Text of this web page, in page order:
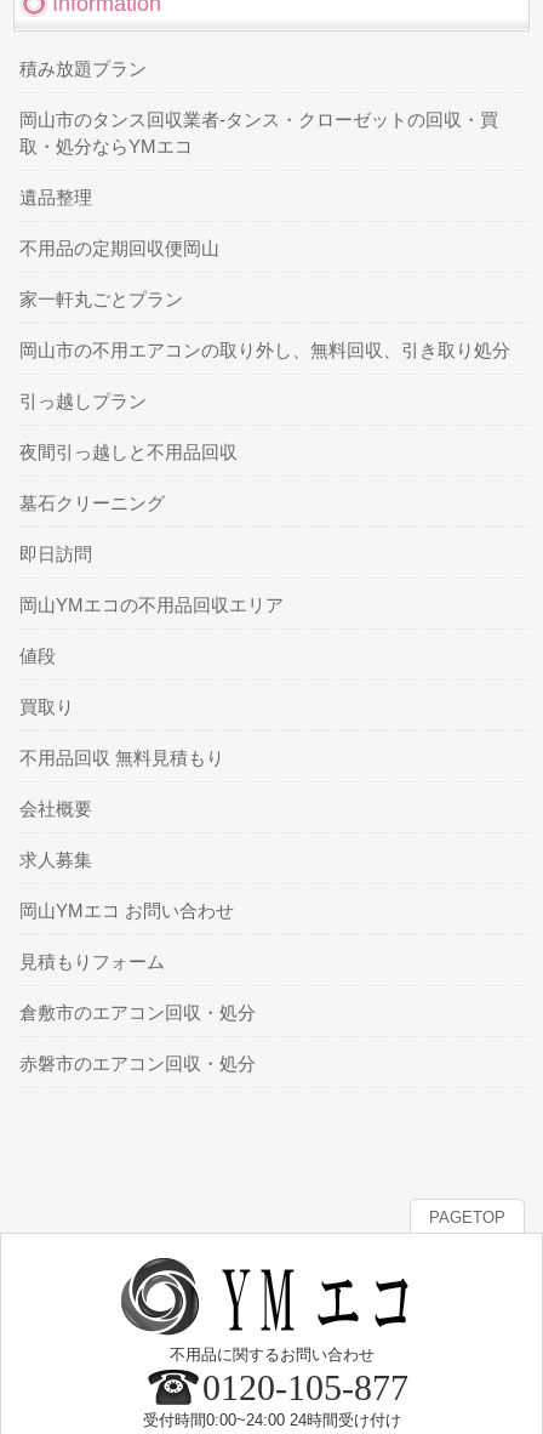
積み放題プラン
岡山市のタンス回収業者-タンス・クローゼットの回収・買
取・処分ならYMエコ
遺品整理
不用品の定期回収便岡山
家一軒丸ごとプラン
岡山市の不用エアコンの取り外し、無料回収、引き取り処分
引っ越しプラン
夜間引っ越しと不用品回収
墓石クリーニング
即日訪問
岡山YMエコの不用品回収エリア
値段
買取り
不用品回収 無料見積もり
会社概要
求人募集
岡山YMエコ お問い合わせ
見積もりフォーム
倉敷市のエアコン回収・処分
赤磐市のエアコン回収・処分
PAGETOP
不用品に関するお問い合わせ
0120-105-877
受付時間0:00~24:00 24時間受け付け